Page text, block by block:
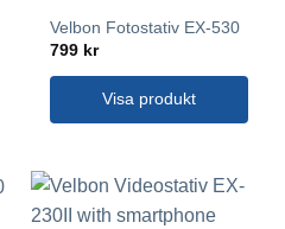
Velbon Fotostativ EX-530
799 kr
Visa produkt